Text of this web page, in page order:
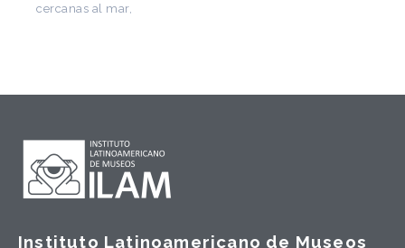
cercanas al mar,
Instituto Latinoamericano de Museos